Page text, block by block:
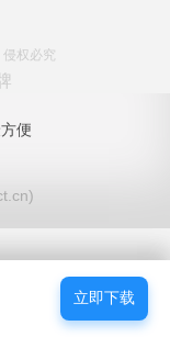
权必究
便
立即下载
立即下载